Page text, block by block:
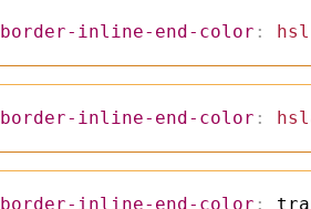
border-inline-end-color : hsl
border-inline-end-color :
border-inline-end-color :